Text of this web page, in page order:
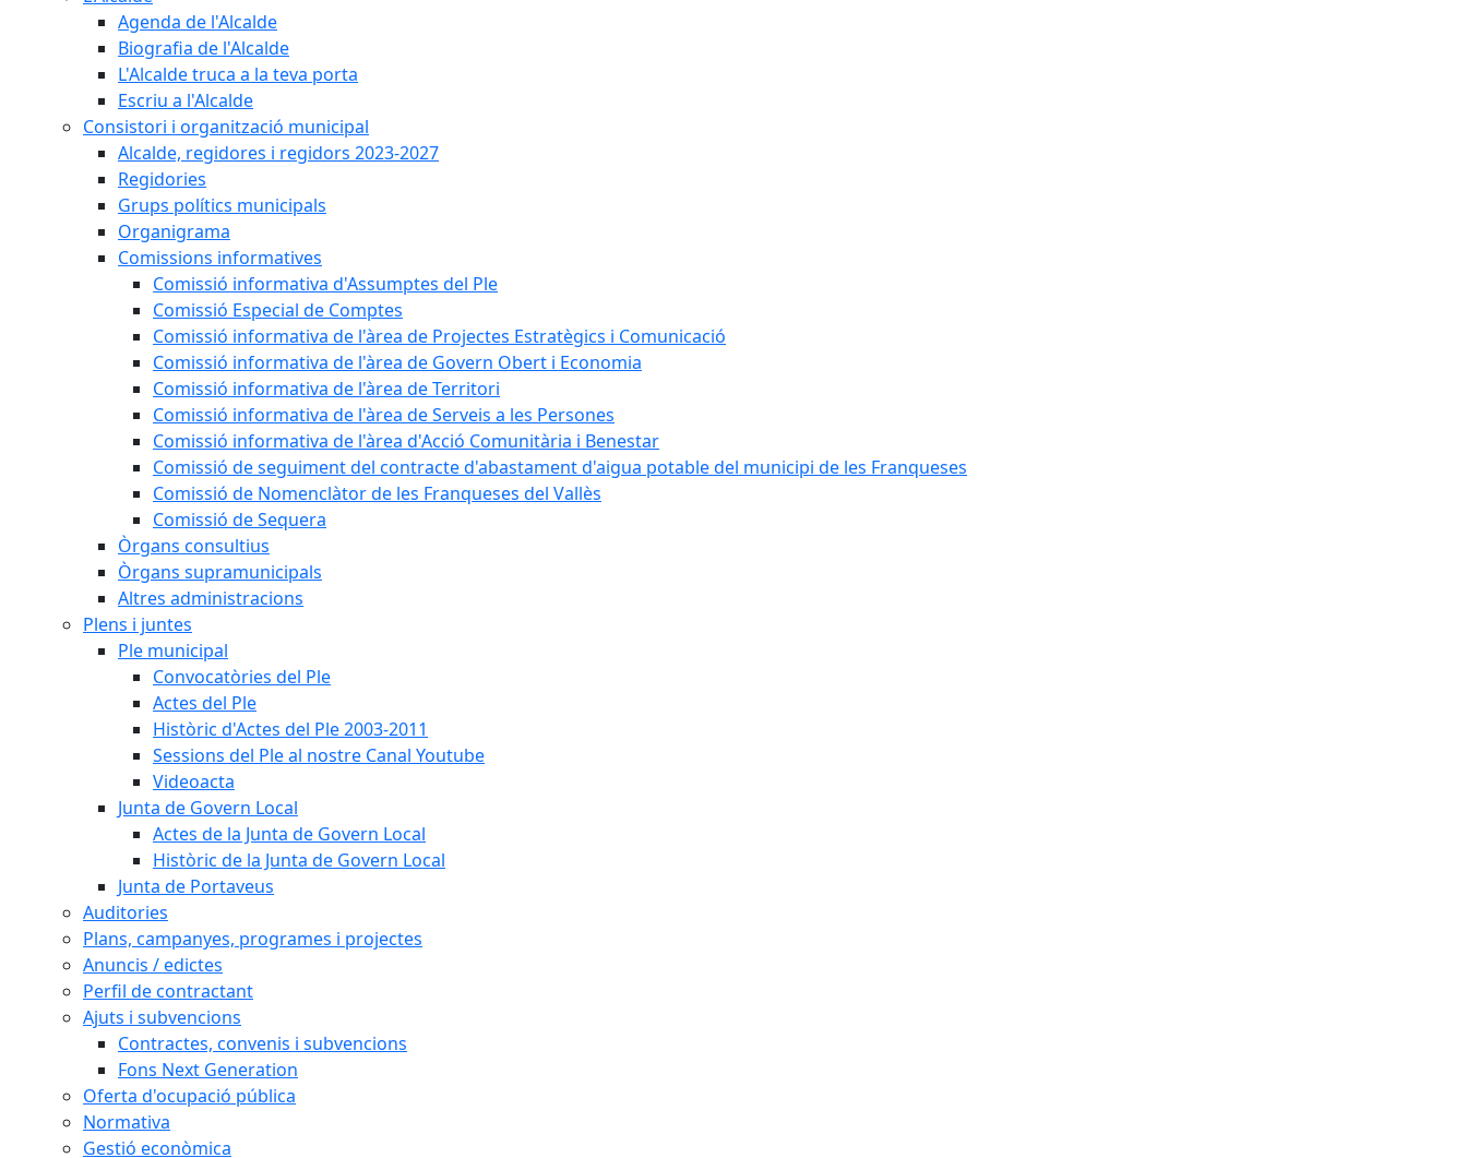
Agenda de l'Alcalde
Biografia de l'Alcalde
L'Alcalde truca a la teva porta
Escriu a l'Alcalde
Consistori i organització municipal
Alcalde, regidores i regidors 2023-2027
Regidories
Grups polítics municipals
Organigrama
Comissions informatives
Comissió informativa d'Assumptes del Ple
Comissió Especial de Comptes
Comissió informativa de l'àrea de Projectes Estratègics i Comunicació
Comissió informativa de l'àrea de Govern Obert i Economia
Comissió informativa de l'àrea de Territori
Comissió informativa de l'àrea de Serveis a les Persones
Comissió informativa de l'àrea d'Acció Comunitària i Benestar
Comissió de seguiment del contracte d'abastament d'aigua potable del municipi de les Franqueses
Comissió de Nomenclàtor de les Franqueses del Vallès
Comissió de Sequera
Òrgans consultius
Òrgans supramunicipals
Altres administracions
Plens i juntes
Ple municipal
Convocatòries del Ple
Actes del Ple
Històric d'Actes del Ple 2003-2011
Sessions del Ple al nostre Canal Youtube
Videoacta
Junta de Govern Local
Actes de la Junta de Govern Local
Històric de la Junta de Govern Local
Junta de Portaveus
Auditories
Plans, campanyes, programes i projectes
Anuncis / edictes
Perfil de contractant
Ajuts i subvencions
Contractes, convenis i subvencions
Fons Next Generation
Oferta d'ocupació pública
Normativa
Gestió econòmica